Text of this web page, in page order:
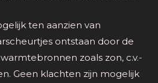
ten aanzien van
ontstaan door de
zoals zon, c.v.-
Geen klachten zijn mogelijk